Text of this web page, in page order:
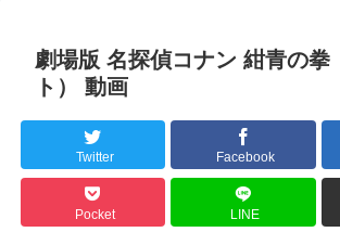
劇場版 名探偵コナン 紺青の拳
ト） 動画
Twitter Facebook
Pocket LINE